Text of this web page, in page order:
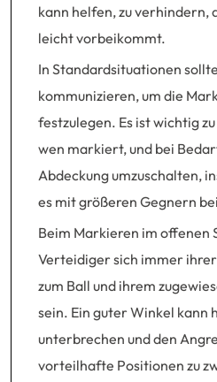
kann helfen, zu verhindern,
leicht vorbeikommt.
In Standardsituationen
kommunizieren, um die
festzulegen. Es ist wichtig
wen markiert, und bei
Abdeckung umzuschalten,
es mit größeren Gegnern
Beim Markieren im offenen
Verteidiger sich immer
zum Ball und ihrem
sein. Ein guter Winkel kann
unterbrechen und den
vorteilhafte Positionen zu